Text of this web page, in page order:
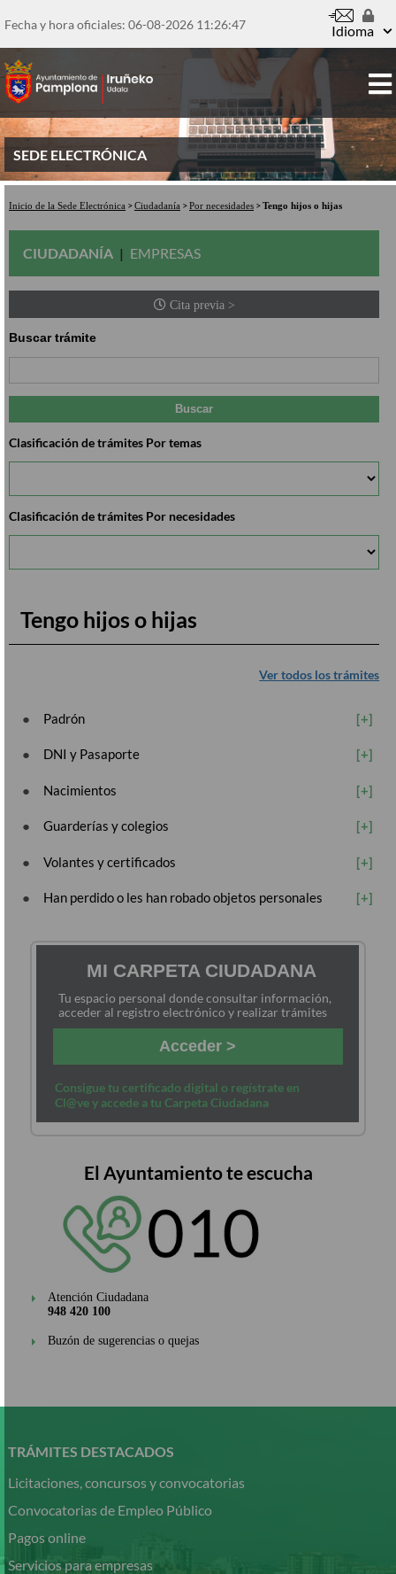
al
principal
Fecha y hora oficiales: 06-08-2026 11:26:47 Idioma
SEDE ELECTRÓNICA
Inicio de la Sede Electrónica Ciudadanía Por necesidades Tengo hijos o hijas
CIUDADANÍA EMPRESAS
Cita previa >
Buscar trámite
Clasificación de trámites Por temas
Clasificación de trámites Por necesidades
Tengo hijos o hijas
Ver todos los trámites
Padrón
DNI y Pasaporte
Nacimientos
Guarderías y colegios
Volantes y certificados
Han perdido o les han robado objetos personales
MI CARPETA CIUDADANA
Tu espacio personal donde consultar información,
acceder al registro electrónico y realizar trámites
Acceder >
Consigue tu certificado digital o regístrate en
Cl@ve y accede a tu Carpeta Ciudadana
El Ayuntamiento te escucha
Atención Ciudadana
948 420 100
Buzón de sugerencias o quejas
contenido
TRÁMITES DESTACADOS
Licitaciones, concursos y convocatorias
Convocatorias de Empleo Público
Pagos online
Servicios para empresas